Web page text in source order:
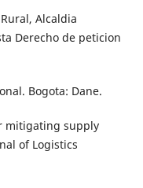
Alcaldia
Derecho de peticion
Bogota: Dane.
mitigating supply
of Logistics